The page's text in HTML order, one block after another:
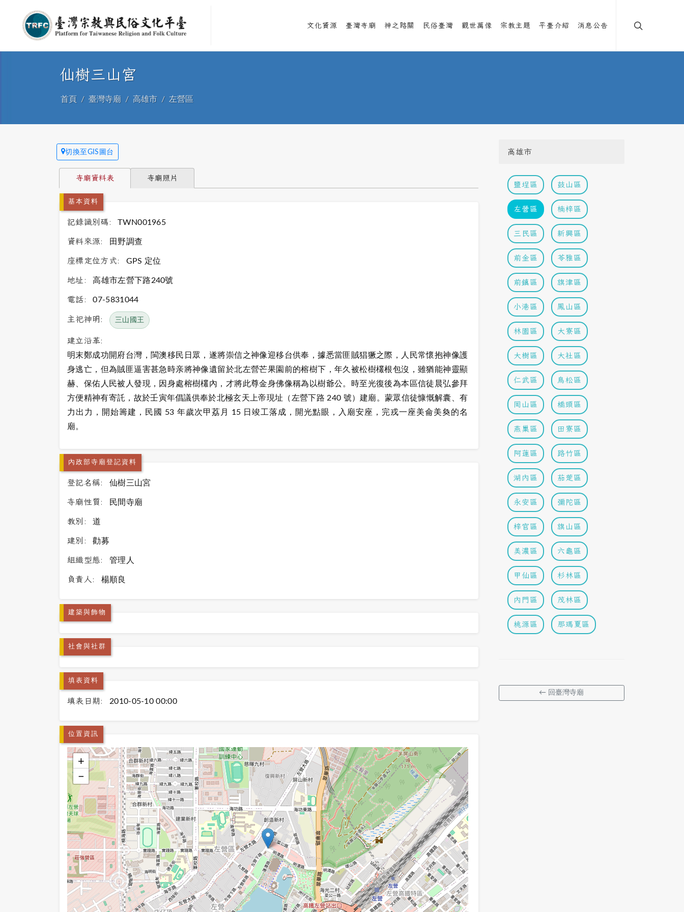
文化資源 臺灣寺廟 神之路關 民俗臺灣 觀世萬像 宗教主題 平臺介紹 消息公告
仙樹三山宮
首頁 臺灣寺廟 高雄市 左營區
切換至GIS圖台
寺廟資料表 寺廟照片
基本資料
記錄識別碼: TWN001965
資料來源: 田野調查
座標定位方式: GPS 定位
地址: 高雄市左營下路240號
電話: 07-5831044
主祀神明: 三山國王
建立沿革:
明末鄭成功開府台灣，閩澳移民日眾，遂將崇信之神像迎移台供奉，據悉當匪賊猖獗之際，人民常懷抱神像護
身逃亡，但為賊匪逼害甚急時亲將神像遺留於北左營芒果園前的榕樹下，年久被松樹欉根包沒，雖猶能神靈顯
赫、保佑人民被人發現，因身處榕樹欉內，才將此尊金身佛像稱為以樹爺公。時至光復後為本區信徒晨弘參拜
方便精神有寄託，故於壬寅年倡議供奉於北極玄天上帝現址（左營下路 240 號）建廟。蒙眾信徒慷慨解囊、有
力出力，開始籌建，民國 53 年歲次甲荔月 15 日竣工落成，開光點眼，入廟安座，完戎一座美侖美奐的名
廟。
內政部寺廟登記資料
登記名稱: 仙樹三山宮
寺廟性質: 民間寺廟
教別: 道
建別: 勸募
組織型態: 管理人
負責人: 楊順良
建築與飾物
社會與社群
填表資料
填表日期: 2010-05-10 00:00
位置資訊
+
−
高雄市
鹽埕區 鼓山區
左營區 楠梓區
三民區 新興區
前金區 苓雅區
前鎮區 旗津區
小港區 鳳山區
林園區 大寮區
大樹區 大社區
仁武區 鳥松區
岡山區 橋頭區
燕巢區 田寮區
阿蓮區 路竹區
湖內區 茄萣區
永安區 彌陀區
梓官區 旗山區
美濃區 六龜區
甲仙區 杉林區
內門區 茂林區
桃源區 那瑪夏區
← 回臺灣寺廟